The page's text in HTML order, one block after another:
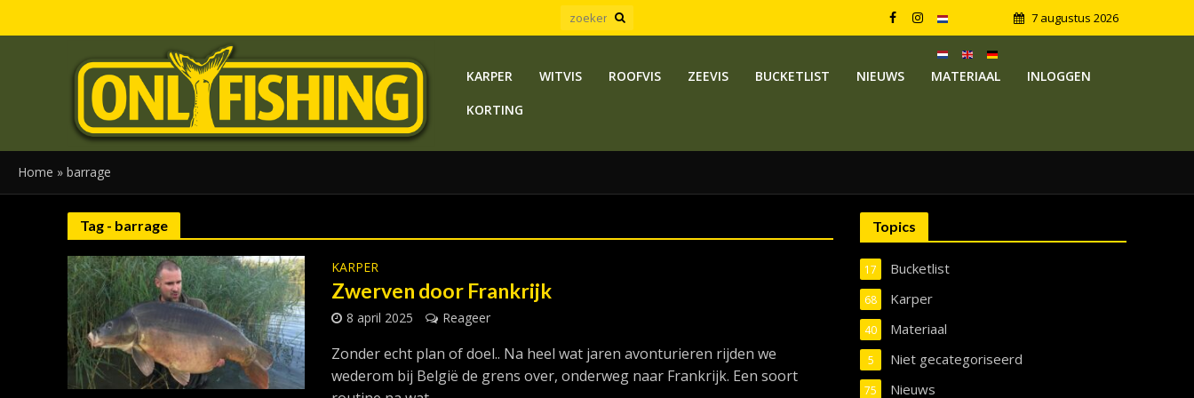
7 augustus 2026
KARPER WITVIS ROOFVIS ZEEVIS BUCKETLIST NIEUWS MATERIAAL
INLOGGEN
KORTING
Home » barrage
Tag - barrage
KARPER
Zwerven door Frankrijk
8 april 2025 Reageer
Zonder echt plan of doel.. Na heel wat jaren avonturieren rijden we
wederom bij België de grens over, onderweg naar Frankrijk. Een soort
Topics
Bucketlist
17
Karper
68
Materiaal
40
Niet gecategoriseerd
5
Nieuws
75